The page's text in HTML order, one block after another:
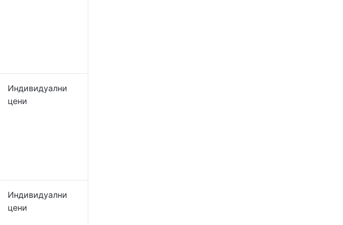
Индивидуални
цени
Индивидуални
цени